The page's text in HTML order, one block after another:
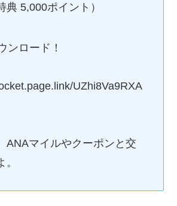
典 5,000ポイント）
ンロード！
UZhi8Va9RXA
ANAマイルやクーポンと交